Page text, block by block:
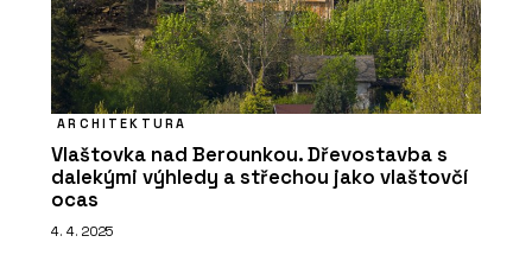
ARCHITEKTURA
Vlaštovka nad Berounkou. Dřevostavba s
dalekými výhledy a střechou jako vlaštovčí
ocas
4. 4. 2025